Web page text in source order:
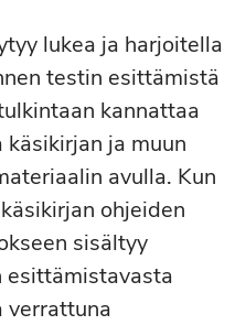
lukea ja harjoitella
testin esittämistä
kannattaa
ja muun
avulla. Kun
ohjeiden
sisältyy
esittämistavasta
verrattuna